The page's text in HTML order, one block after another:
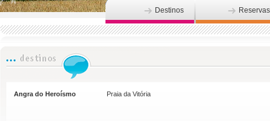
Destinos Reservas
Angra do Heroísmo Praia da Vitória